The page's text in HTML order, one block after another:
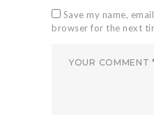
Save my name,
browser for the next